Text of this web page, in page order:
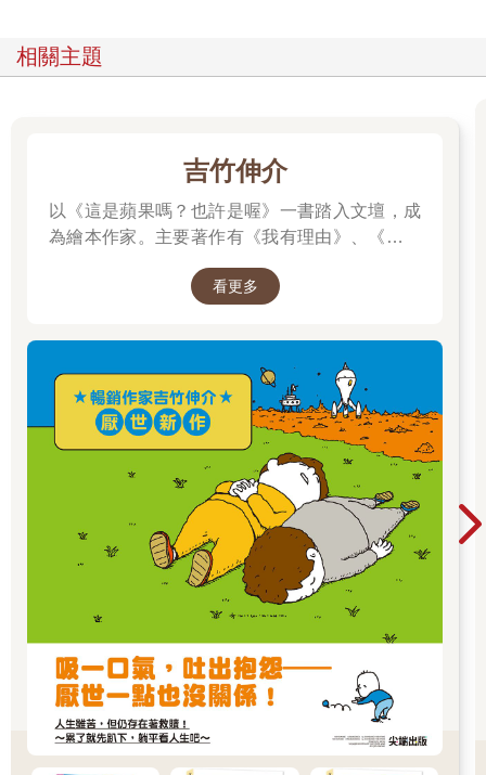
相關主題
吉竹伸介
以《這是蘋果嗎？也許是喔》一書踏入文壇，成
為繪本作家。主要著作有《我有理由》、《脫不
集》，散文《胡思亂想很有用：吉竹伸介的靈感
經兒童出版文化獎美術獎、紐約時報最優秀繪本
獎、波隆那拉加茲童書獎特別獎，作品被翻譯成
多種語言，在許多國家出版。
看更多